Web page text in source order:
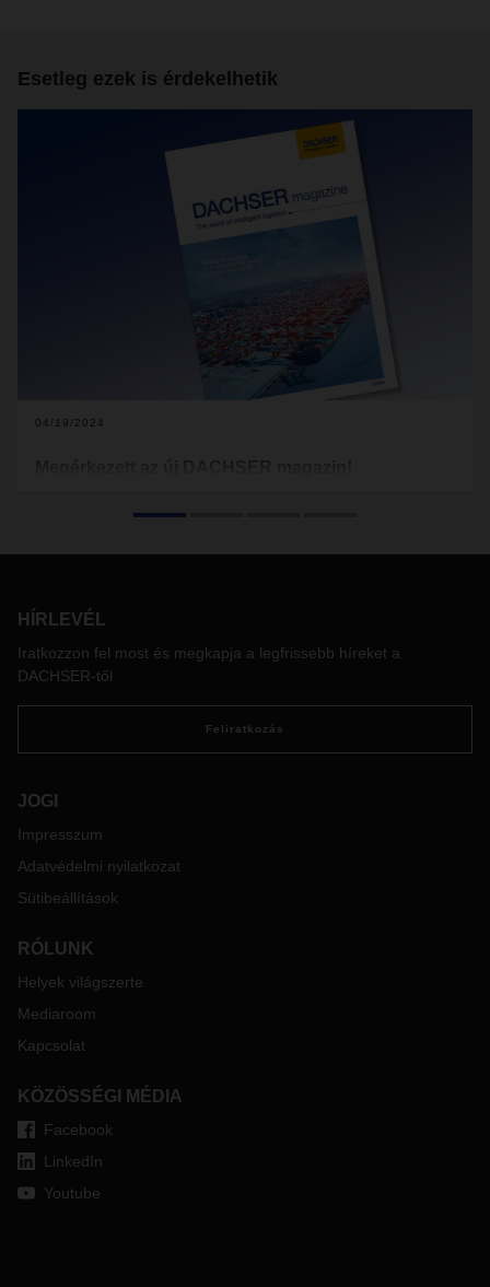
Esetleg ezek is érdekelhetik
04/19/2024
szükség, hogy közelről vizsgáljuk meg az eseményeket és
figyelnünk kell. Mindez nyilvánvalónak tűnhet, ám a
mindennapi üzleti életben igazi kihívást jelenthet.
HÍRLEVÉL
Iratkozzon fel most és megkapja a legfrissebb híreket a
DACHSER-től
Feliratkozás
JOGI
Impresszum
Adatvédelmi nyilatkozat
Sütibeállítások
RÓLUNK
Helyek világszerte
Mediaroom
Kapcsolat
KÖZÖSSÉGI MÉDIA
Facebook
LinkedIn
Youtube